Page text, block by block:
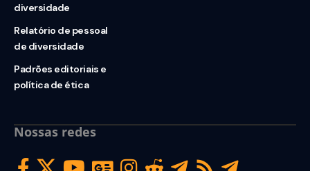
diversidade
Relatório de pessoal
de diversidade
Padrões editoriais e
política de ética
Nossas redes